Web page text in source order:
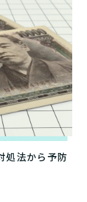
処法から予防